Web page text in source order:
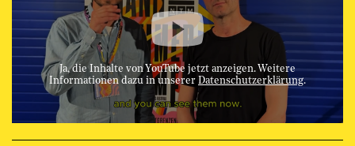
Ja, die Inhalte von YouTube jetzt anzeigen. Weitere
Informationen dazu in unserer Datenschutzerklärung.